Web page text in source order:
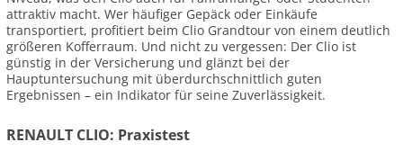
attraktiv macht. Wer häufiger Gepäck oder Einkäufe
transportiert, profitiert beim Clio Grandtour von einem deutlich
größeren Kofferraum. Und nicht zu vergessen: Der Clio ist
günstig in der Versicherung und glänzt bei der
Hauptuntersuchung mit überdurchschnittlich guten
Ergebnissen – ein Indikator für seine Zuverlässigkeit.
RENAULT CLIO: Praxistest